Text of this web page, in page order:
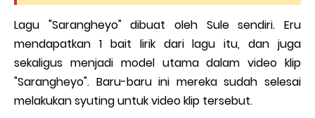
Lagu "Sarangheyo" dibuat oleh Sule sendiri. Eru
mendapatkan 1 bait lirik dari lagu itu, dan juga
sekaligus menjadi model utama dalam video klip
"Sarangheyo". Baru-baru ini mereka sudah selesai
melakukan syuting untuk video klip tersebut.